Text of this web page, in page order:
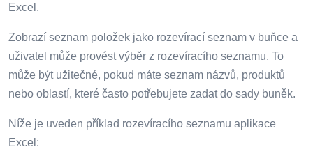
Excel.
Zobrazí seznam položek jako rozevírací seznam v buňce a
uživatel může provést výběr z rozevíracího seznamu. To
může být užitečné, pokud máte seznam názvů, produktů
nebo oblastí, které často potřebujete zadat do sady buněk.
Níže je uveden příklad rozevíracího seznamu aplikace
Excel: